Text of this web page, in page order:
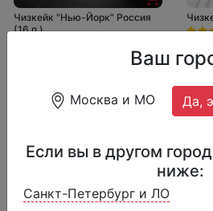
Ваш
Москва и МО Да,
Если вы в другом
ниже:
Санкт-Петербург и ЛО
Чизкейк "Нью-Йорк" Россия
(16 п.)